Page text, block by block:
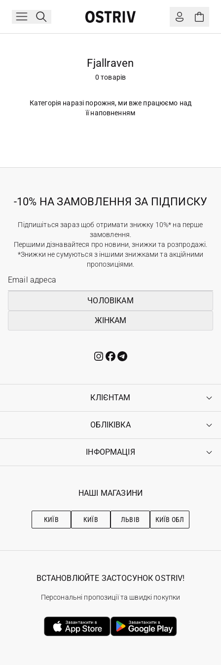
Fjallraven
0 товарів
Категорія наразі порожня, ми вже працюємо над
її наповненням
-10% НА ЗАМОВЛЕННЯ ЗА ПІДПИСКУ
Підпишіться зараз щоб отримати знижку 10%* на перше
замовлення.
Першими дізнавайтеся про новини, знижки та розпродажі.
*Знижки не сумуються з іншими знижками та акційними
пропозиціями.
ЧОЛОВІКАМ
ЖІНКАМ
КЛІЄНТАМ
Контакти
Повернення
Гарантія
ОБЛІКІВКА
Увійти
Ostriv Club+
ІНФОРМАЦІЯ
Наші магазини
Рекомендації з догляду
НАШІ МАГАЗИНИ
КИЇВ КИЇВ ЛЬВІВ КИЇВ ОБЛ
ВСТАНОВЛЮЙТЕ ЗАСТОСУНОК OSTRIV!
Персональні пропозиції та швидкі покупки